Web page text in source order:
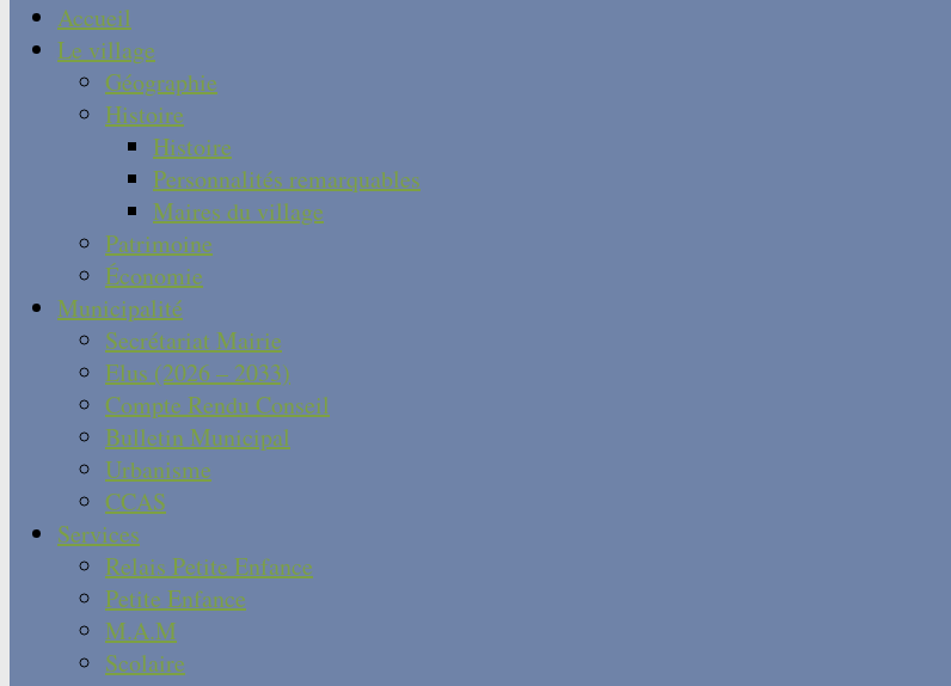
Accueil
Le village
Géographie
Histoire
Histoire
Personnalités remarquables
Maires du village
Patrimoine
Économie
Municipalité
Secrétariat Mairie
Elus (2026 – 2033)
Compte Rendu Conseil
Bulletin Municipal
Urbanisme
CCAS
Services
Relais Petite Enfance
Petite Enfance
M.A.M
Scolaire